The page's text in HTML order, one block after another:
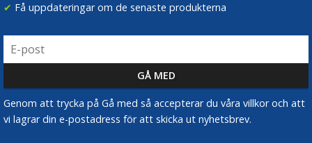
✔ Få uppdateringar om de senaste produkterna
Genom att trycka på Gå med så accepterar du våra villkor och att
vi lagrar din e-postadress för att skicka ut nyhetsbrev.